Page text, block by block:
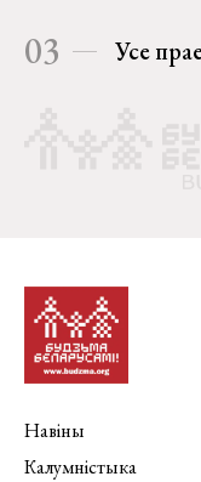
03 Усе
Навіны
Калумністыка